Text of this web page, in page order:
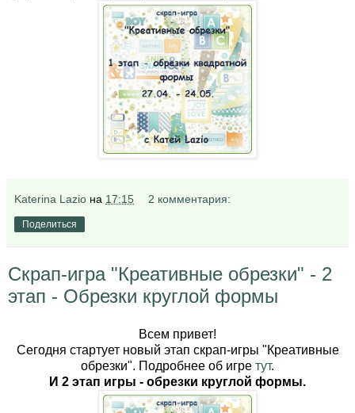
Katerina Lazio на 17:15 2 комментария:
Поделиться
Скрап-игра "Креативные обрезки" - 2
этап - Обрезки круглой формы
Всем привет!
Сегодня стартует новый этап скрап-игры "Креативные
обрезки". Подробнее об игре тут.
И 2 этап игры - обрезки круглой формы.